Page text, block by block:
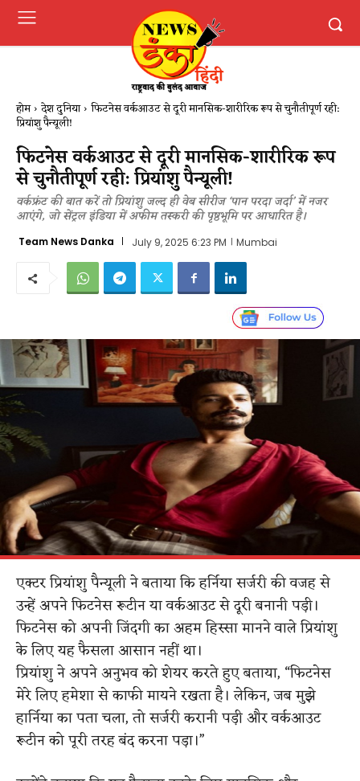
होम देश दुनिया फिटनेस वर्कआउट से दूरी मानसिक-शारीरिक रूप से चुनौतीपूर्ण रही:
प्रियांशु पैन्यूली!
फिटनेस वर्कआउट से दूरी मानसिक-शारीरिक रूप
से चुनौतीपूर्ण रही: प्रियांशु पैन्यूली!
वर्कफ्रंट की बात करें तो प्रियांशु जल्द ही वेब सीरीज ‘पान परदा जर्दा’ में नजर
आएंगे, जो सेंट्रल इंडिया में अफीम तस्करी की पृष्ठभूमि पर आधारित है।
Team News Danka July 9, 2025 6:23 PM Mumbai
एक्टर प्रियांशु पैन्यूली ने बताया कि हर्निया सर्जरी की वजह से
उन्हें अपने फिटनेस रूटीन या वर्कआउट से दूरी बनानी पड़ी।
फिटनेस को अपनी जिंदगी का अहम हिस्सा मानने वाले प्रियांशु
के लिए यह फैसला आसान नहीं था।
प्रियांशु ने अपने अनुभव को शेयर करते हुए बताया, “फिटनेस
मेरे लिए हमेशा से काफी मायने रखता है। लेकिन, जब मुझे
हार्निया का पता चला, तो सर्जरी करानी पड़ी और वर्कआउट
रूटीन को पूरी तरह बंद करना पड़ा।”